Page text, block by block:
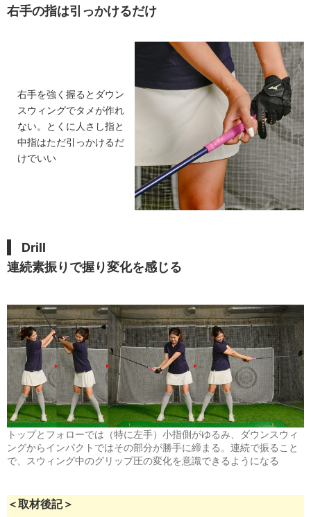
右手の指は引っかけるだけ
右手を強く握るとダウン
スウィングでタメが作れ
ない。とくに人さし指と
中指はただ引っかけるだ
けでいい
Drill
連続素振りで握り変化を感じる
トップとフォローでは（特に左手）小指側がゆるみ、ダウンスウィ
ングからインパクトではその部分が勝手に締まる。連続で振ること
で、スウィング中のグリップ圧の変化を意識できるようになる
＜取材後記＞